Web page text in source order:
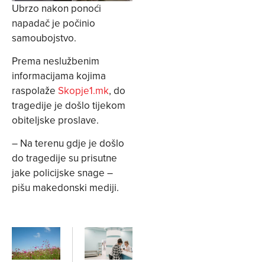
Ubrzo nakon ponoći
napadač je počinio
samoubojstvo.
Prema neslužbenim
informacijama kojima
raspolaže Skopje1.mk, do
tragedije je došlo tijekom
obiteljske proslave.
– Na terenu gdje je došlo
do tragedije su prisutne
jake policijske snage –
pišu makedonski mediji.